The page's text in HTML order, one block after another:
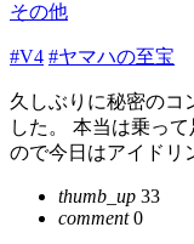
その他
#V4 #ヤマハの至宝
久しぶりに秘密のコ
した。 本当は乗っ
ので今日はアイドリ
thumb_up 33
comment0